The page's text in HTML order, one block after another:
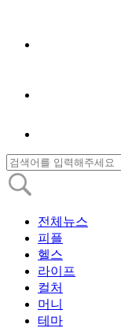
전체뉴스
피플
헬스
라이프
컬처
머니
테마